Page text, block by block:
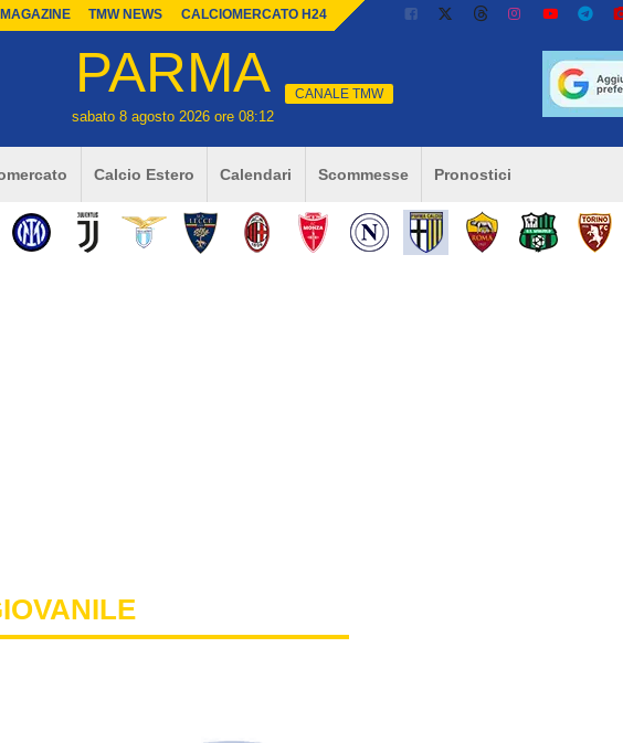
TMW NEWS CALCIOMERCATO H24
PARMA
sabato 8 agosto 2026 ore 08:12
CANALE TMW
Calcio Estero Calendari Scommesse Pronostici